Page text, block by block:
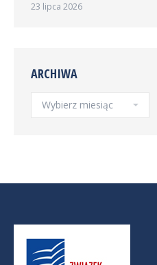
23 lipca 2026
ARCHIWA
Archiwa